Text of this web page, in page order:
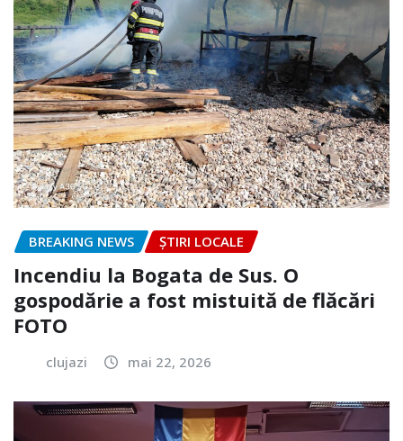
BREAKING NEWS ȘTIRI LOCALE
Incendiu la Bogata de Sus. O
gospodărie a fost mistuită de flăcări
FOTO
clujazi mai 22, 2026